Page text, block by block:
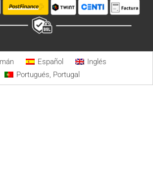
Español
Inglés
Portugués, Portugal